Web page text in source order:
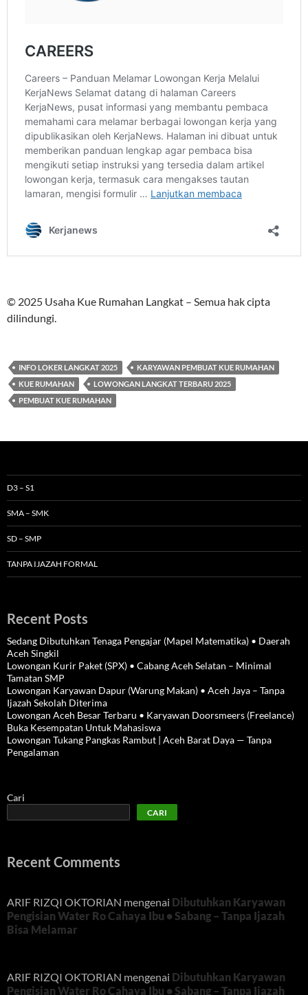
© 2025 Usaha Kue Rumahan Langkat – Semua hak cipta
dilindungi.
INFO LOKER LANGKAT 2025
KARYAWAN PEMBUAT KUE RUMAHAN
KUE RUMAHAN
LOWONGAN LANGKAT TERBARU 2025
PEMBUAT KUE RUMAHAN
D3 – S1
SMA – SMK
SD – SMP
TANPA IJAZAH FORMAL
Recent Posts
Sedang Dibutuhkan Tenaga Pengajar (Mapel Matematika) • Daerah
Aceh Singkil
Lowongan Kurir Paket (SPX) • Cabang Aceh Selatan – Minimal
Tamatan SMP
Lowongan Karyawan Dapur (Warung Makan) • Aceh Jaya – Tanpa
Ijazah Sekolah Diterima
Lowongan Aceh Besar Terbaru • Karyawan Doorsmeers (Freelance)
Buka Kesempatan Untuk Mahasiswa
Lowongan Tukang Pangkas Rambut | Aceh Barat Daya — Tanpa
Pengalaman
Cari
CARI
Recent Comments
ARIF RIZQI OKTORIAN mengenai Dibutuhkan Karyawan
Pengisian Water Ro Cahaya Ibu • Sabang – Tanpa Ijazah
Bisa Melamar
ARIF RIZQI OKTORIAN mengenai Dibutuhkan Karyawan
Pengisian Water Ro Cahaya Ibu • Sabang – Tanpa Ijazah